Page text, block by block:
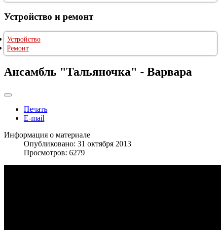
Устройство и ремонт
Устройство
Ремонт
Ансамбль "Тальяночка" - Варвара
Печать
E-mail
Информация о материале
Опубликовано: 31 октября 2013
Просмотров: 6279